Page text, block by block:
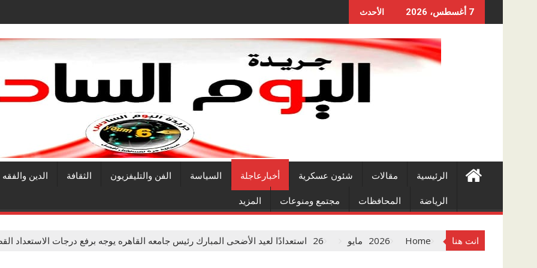
to
7 أغسطس، 2026 الأحدث
الرئيسية مقالات شئون عسكرية أخبارعاجلة السياسة الفن والتليفزيون الثقافة الدين والفقه
الرياضة المحافظات مجتمع ومنوعات المزيد
انت هنا Home
2026 مايو 26 استعدادًا لعيد الأضحى المبارك رئيس جامعه القاهره يوجه برفع درجات الاستعداد